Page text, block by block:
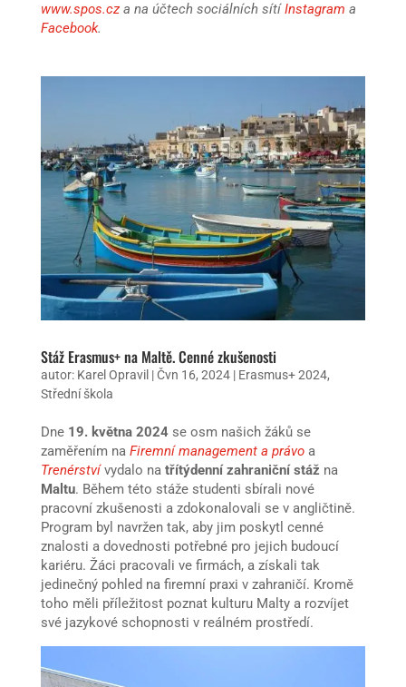
www.spos.cza na účtech sociálních sítíInstagram a
Facebook.
Stáž Erasmus+ na Maltě. Cenné zkušenosti
autor: Karel Opravil |Čvn 16, 2024| Erasmus+ 2024,
Střední škola
Dne 19. května 2024se osm našich žáků se
zaměřením na Firemní management a právoa
Trenérstvívydalo na třítýdenní zahraniční stáž na
Maltu. Během této stáže studenti sbírali nové
pracovní zkušenosti a zdokonalovali se v angličtině.
Program byl navržen tak, aby jim poskytl cenné
znalosti a dovednosti potřebné pro jejich budoucí
kariéru. Žáci pracovali ve firmách, a získali tak
jedinečný pohled na firemní praxi v zahraničí. Kromě
toho měli příležitost poznat kulturu Malty a rozvíjet
své jazykové schopnosti v reálném prostředí.